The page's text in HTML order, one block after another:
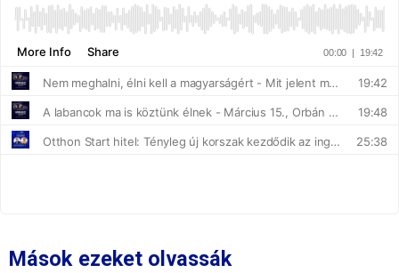
Mások ezeket olvassák